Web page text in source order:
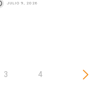
JULIO 9, 2026
3 4